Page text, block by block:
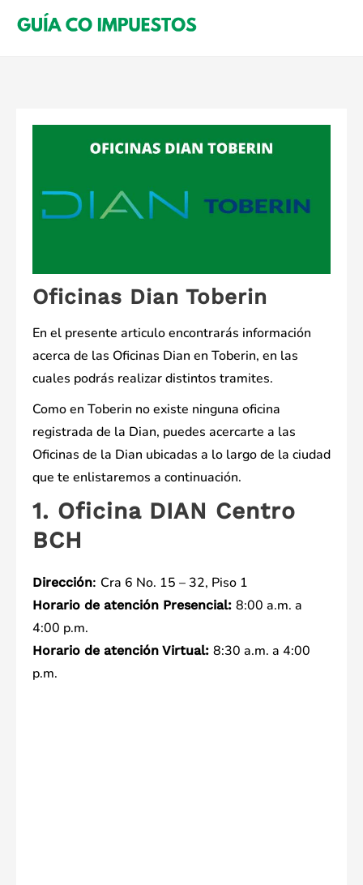
Oficinas Dian Toberin
En el presente articulo encontrarás información
acerca de las Oficinas Dian en Toberin, en las
cuales podrás realizar distintos tramites.
Como en Toberin no existe ninguna oficina
registrada de la Dian, puedes acercarte a las
Oficinas de la Dian ubicadas a lo largo de la ciudad
que te enlistaremos a continuación.
1. Oficina DIAN Centro
BCH
Dirección: Cra 6 No. 15 – 32, Piso 1
Horario de atención Presencial: 8:00 a.m. a
4:00 p.m.
Horario de atención Virtual: 8:30 a.m. a 4:00
p.m.